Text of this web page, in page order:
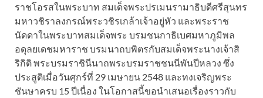
ราชโอรสในพระบาท สมเด็จพระปรเมนรามาธิบดีศรีสุนทร
มหาวชิราลงกรณ์พระวชิรเกล้าเจ้าอยู่หัว และพระราช
นัดดาในพระบาทสมเด็จพระ บรมชนกาธิเบศมหาภูมิพล
อดุลยเดชมหาราช บรมนาถบพิตรกับสมเด็จพระนางเจ้าสิ
ริกิติ พระบรมราชินีนาถพระบรมราชชนนีพันปีหลวง ซึ่ง
ประสูติเมื่อวันศุกร์ที่ 29 เมษายน 2548 และทงเจริญพระ
ชันษาครบ 15 ปีเนื่อง ในโอกาสนี้ขอนำเสนอเรื่องราวกับ